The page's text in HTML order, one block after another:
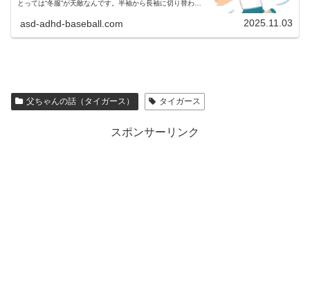
とっては“冬服”が天敵なんです。半袖から長袖に切り替わる
asd-adhd-baseball.com 2025.11.03
父ちゃんの話（タイガース） タイガース
スポンサーリンク